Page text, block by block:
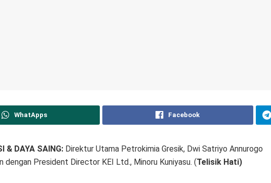
WhatApps Facebook
& DAYA SAING: Direktur Utama Petrokimia Gresik, Dwi Satriyo Annurogo
dengan President Director KEI Ltd., Minoru Kuniyasu. (Telisik Hati)